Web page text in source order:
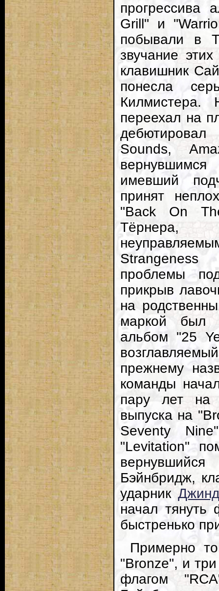
прогрессива
Grill" и
побывали в
звучание
клавишник
понесла
Килмистера.
переехал на
Sounds,
имевший
принят
"Back On
Тёрнера,
проблемы
прикрыв
на
маркой был
альбом "25
прежнему
команды
пару лет на
выпуска на
Seventy
"Levitation"
вернувшийся
Бэйнбридж,
ударник
начал
быстренько
Примерно
"Bronze", и
флагом